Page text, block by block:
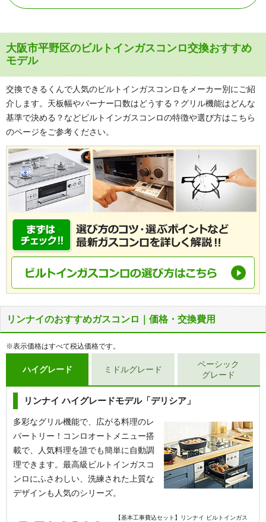
大阪市平野区のビルトインガスコンロ交換おすすめ
モデル
交換できるくんで人気のビルトインガスコンロをメーカー別にご紹
介します。天板幅やバーナー口数はどうする？グリル機能はどんな
基準で決める？などビルトインガスコンロの特徴や選び方はこちら
のページをご参考ください。
リンナイのおすすめガスコンロ｜価格・交換費用
※表示価格はすべて税込価格です。
ハイグレード
リンナイ ハイグレードモデル「デリシア」
多彩なグリル機能で、広がる料理のレ
パートリー！コンロオートメニュー搭
載で、人気料理を誰でも簡単に自動調
理できます。最高級ビルトインガスコ
ンロにふさわしい、洗練された上質な
デザインも人気のシリーズ。
【基本工事費込セット】
リンナイ ビルトインガス
ミドルグレード
ベーシック
グレード